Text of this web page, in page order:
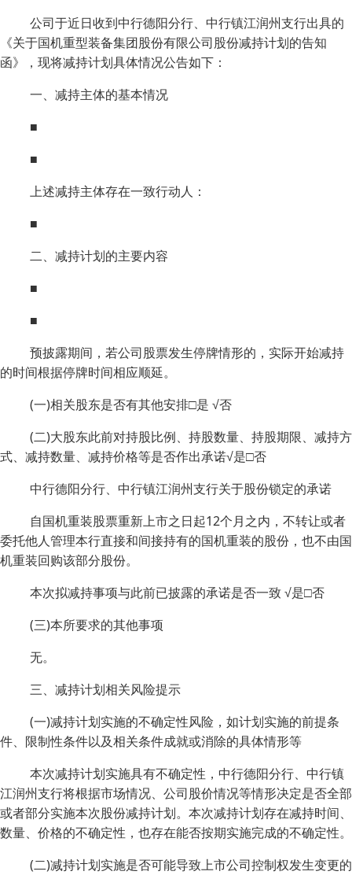
公司于近日收到中行德阳分行、中行镇江润州支行出具的
《关于国机重型装备集团股份有限公司股份减持计划的告知
函》，现将减持计划具体情况公告如下：
一、减持主体的基本情况
■
■
上述减持主体存在一致行动人：
■
二、减持计划的主要内容
■
■
预披露期间，若公司股票发生停牌情形的，实际开始减持
的时间根据停牌时间相应顺延。
(一)相关股东是否有其他安排□是 √否
(二)大股东此前对持股比例、持股数量、持股期限、减持方
式、减持数量、减持价格等是否作出承诺√是□否
中行德阳分行、中行镇江润州支行关于股份锁定的承诺
自国机重装股票重新上市之日起12个月之内，不转让或者
委托他人管理本行直接和间接持有的国机重装的股份，也不由国
机重装回购该部分股份。
本次拟减持事项与此前已披露的承诺是否一致 √是□否
(三)本所要求的其他事项
无。
三、减持计划相关风险提示
(一)减持计划实施的不确定性风险，如计划实施的前提条
件、限制性条件以及相关条件成就或消除的具体情形等
本次减持计划实施具有不确定性，中行德阳分行、中行镇
江润州支行将根据市场情况、公司股价情况等情形决定是否全部
或者部分实施本次股份减持计划。本次减持计划存在减持时间、
数量、价格的不确定性，也存在能否按期实施完成的不确定性。
(二)减持计划实施是否可能导致上市公司控制权发生变更的